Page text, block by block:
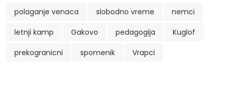
polaganje venaca slobodno vreme
nemci
letnji kamp
Gakovo pedagogija
Kuglof
prekogranicni
spomenik Vrapci